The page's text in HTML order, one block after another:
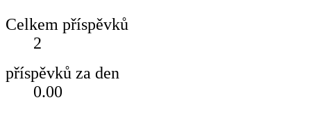
Celkem příspěvků
2
příspěvků za den
0.00